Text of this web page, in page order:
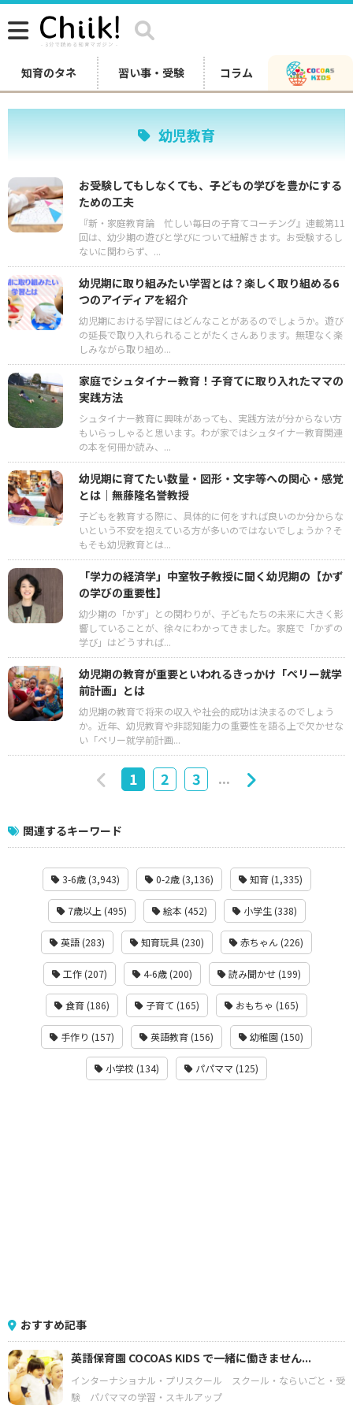
知育のタネ 習い事・受験 コラム
幼児教育
お受験してもしなくても、子どもの学びを豊かにする
ための工夫
『新・家庭教育論 忙しい毎日の子育てコーチング』連載第11
回は、幼少期の遊びと学びについて紐解きます。お受験するし
ないに関わらず、...
幼児期に取り組みたい学習とは？楽しく取り組める6
つのアイディアを紹介
幼児期における学習にはどんなことがあるのでしょうか。遊び
の延長で取り入れられることがたくさんあります。無理なく楽
しみながら取り組め...
家庭でシュタイナー教育！子育てに取り入れたママの
実践方法
シュタイナー教育に興味があっても、実践方法が分からない方
もいらっしゃると思います。わが家ではシュタイナー教育関連
の本を何冊か読み、...
幼児期に育てたい数量・図形・文字等への関心・感覚
とは｜無藤隆名誉教授
子どもを教育する際に、具体的に何をすれば良いのか分からな
いという不安を抱えている方が多いのではないでしょうか？そ
もそも幼児教育とは...
「学力の経済学」中室牧子教授に聞く幼児期の【かず
の学びの重要性】
幼少期の「かず」との関わりが、子どもたちの未来に大きく影
響していることが、徐々にわかってきました。家庭で「かずの
学び」はどうすれば...
幼児期の教育が重要といわれるきっかけ「ペリー就学
前計画」とは
幼児期の教育で将来の収入や社会的成功は決まるのでしょう
か。近年、幼児教育や非認知能力の重要性を語る上で欠かせな
い「ペリー就学前計画...
1 2 3 ...
関連するキーワード
3-6歳 (3,943) 0-2歳 (3,136) 知育 (1,335)
7歳以上 (495) 絵本 (452) 小学生 (338)
英語 (283) 知育玩具 (230) 赤ちゃん (226)
工作 (207) 4-6歳 (200) 読み聞かせ (199)
食育 (186) 子育て (165) おもちゃ (165)
手作り (157) 英語教育 (156) 幼稚園 (150)
小学校 (134) パパママ (125)
おすすめ記事
英語保育園 COCOAS KIDS で一緒に働きません...
インターナショナル・プリスクール
スクール・ならいごと・受
験
パパママの学習・スキルアップ